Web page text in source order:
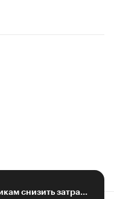
Рустем Калимуллов: «Как дачникам снизить затраты на электроэнергию»